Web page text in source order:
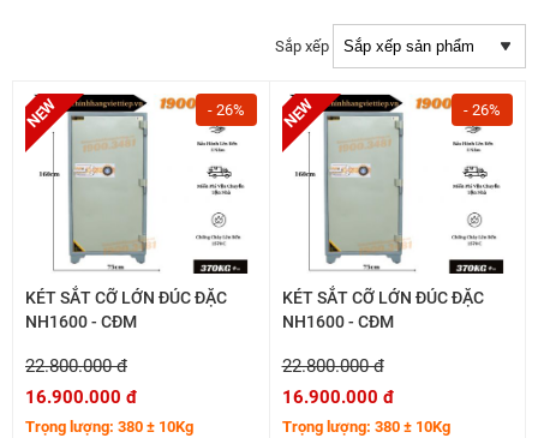
Sắp xếp
- 26%
KÉT SẮT CỠ LỚN ĐÚC ĐẶC
NH1600 - CĐM
22.800.000 đ
16.900.000 đ
Trọng lượng: 380 ± 10Kg
- 26%
KÉT SẮT CỠ LỚN ĐÚC ĐẶC
NH1600 - CĐM
22.800.000 đ
16.900.000 đ
Trọng lượng: 380 ± 10Kg